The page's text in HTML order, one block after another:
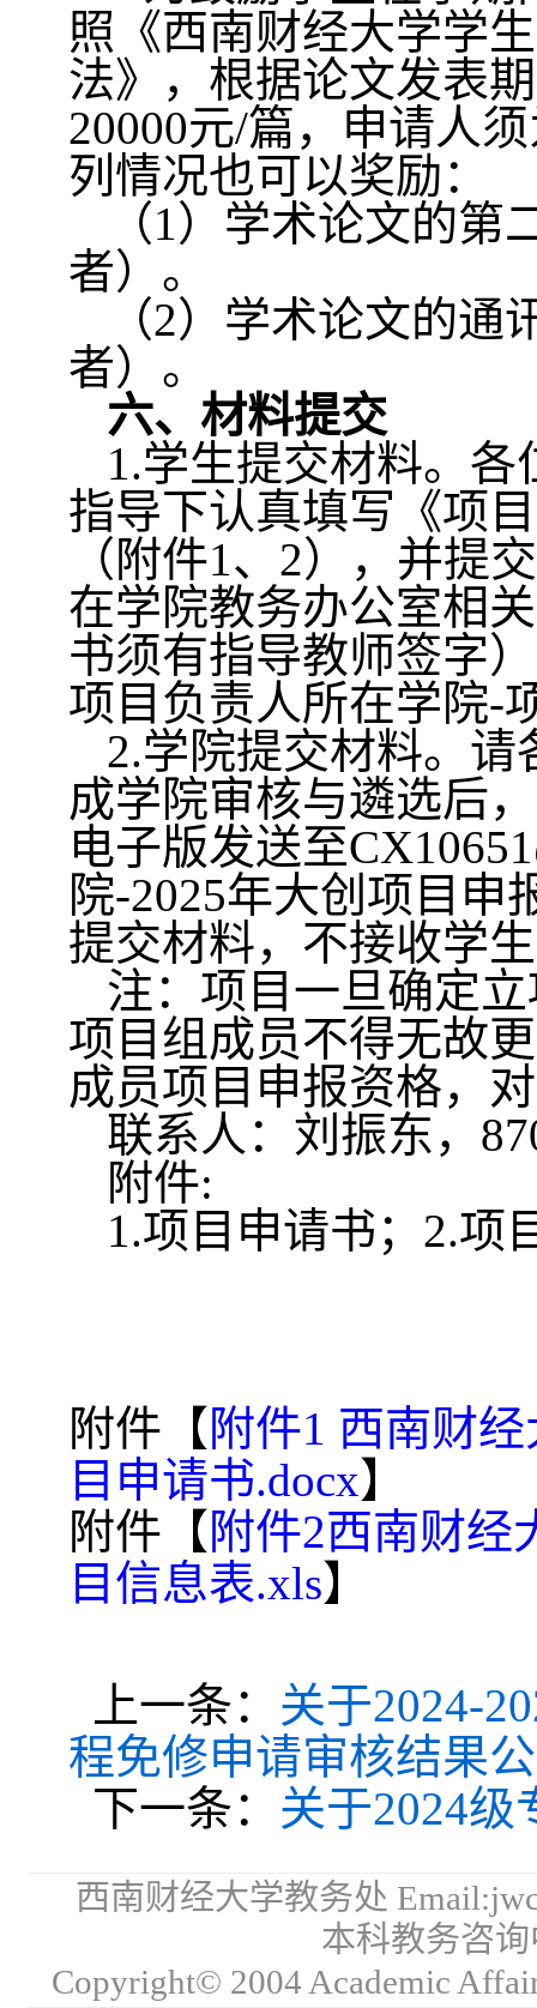
照《西南财经大学学
法》，根据论文发表
20000元/篇，申请人
列情况也可以奖励：
（1）学术论文的第
者）。
（2）学术论文的通
者）。
六、材料提交
1.学生提交材料。各
指导下认真填写《项
（附件1、 2），并提
在学院教务办公室相
书须有指导教师签字
项目负责人所在学院-
2.学院提交材料。请
成学院审核与遴选后
电子版发送至
院-2025年大创项目申
提交材料，不接收学
注： 项目一旦确定
项目组成员不得无故
成员项目申报资格，
联系人：刘振东，
附件:
1.项目申请书； 2.项
附件【 附件1 西南财
目申请书.docx】
附件【 附件2西南财经
目信息表.xls】
上一条： 关于2024-
程免修申请审核结果
下一条： 关于2024级
西南财经大学教务处
本科教务咨询
Copyright© 2004 Academic